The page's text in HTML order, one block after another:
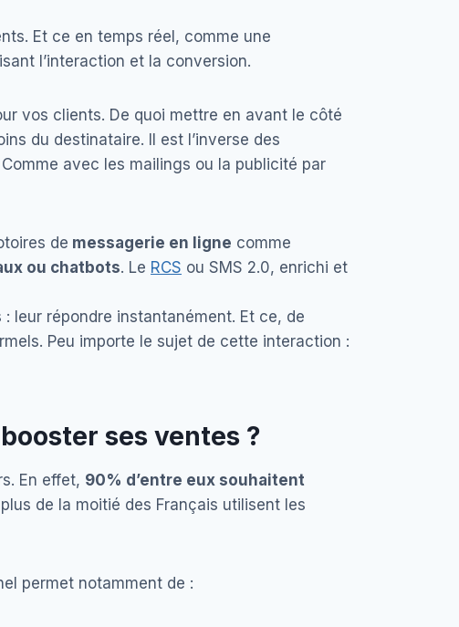
Et ce en temps réel, comme une
l’interaction et la conversion.
vos clients. De quoi mettre en avant le côté
du destinataire. Il est l’inverse des
avec les mailings ou la publicité par
de messagerie en ligne comme
ou chatbots. Le RCS ou SMS 2.0, enrichi et
leur répondre instantanément. Et ce, de
Peu importe le sujet de cette interaction :
ses ventes ?
En effet, 90% d’entre eux souhaitent
de la moitié des Français utilisent les
permet notamment de :